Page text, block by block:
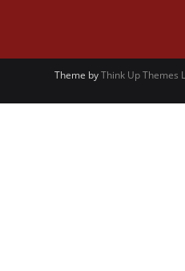
Theme byThink Up Themes